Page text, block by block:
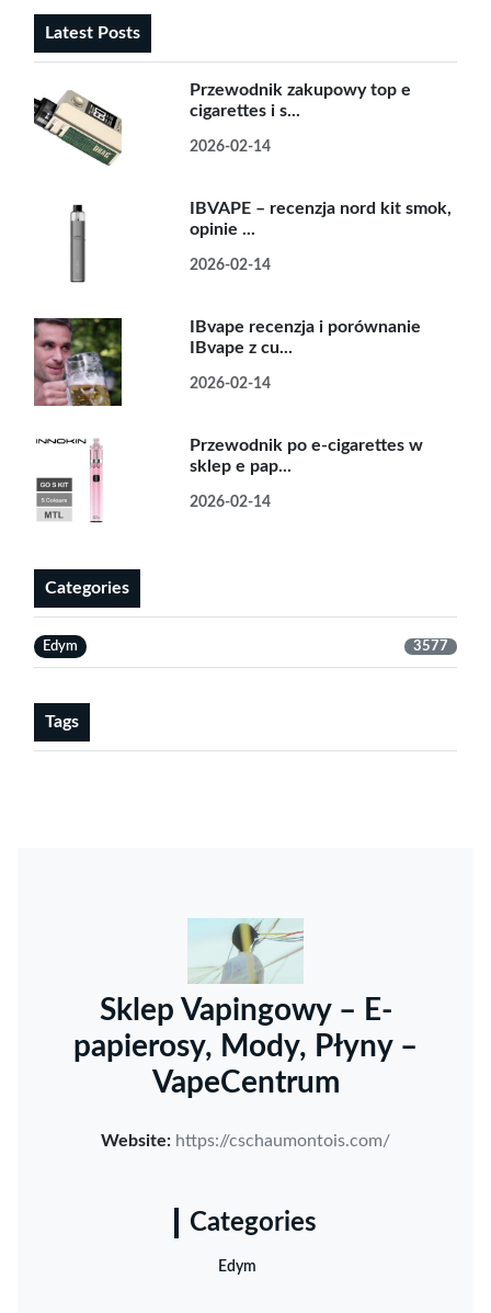
Latest Posts
Przewodnik zakupowy top e
cigarettes i s...
2026-02-14
IBVAPE – recenzja nord kit smok,
opinie ...
2026-02-14
IBvape recenzja i porównanie
IBvape z cu...
2026-02-14
Przewodnik po e-cigarettes w
sklep e pap...
2026-02-14
Categories
Edym 3577
Tags
Sklep Vapingowy – E-
papierosy, Mody, Płyny –
VapeCentrum
Website: https://cschaumontois.com/
Categories
Edym